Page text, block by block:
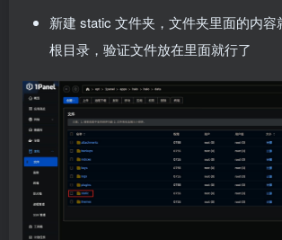
新建 static 文件夹，文件夹里面的内容
根目录，验证文件放在里面就行了